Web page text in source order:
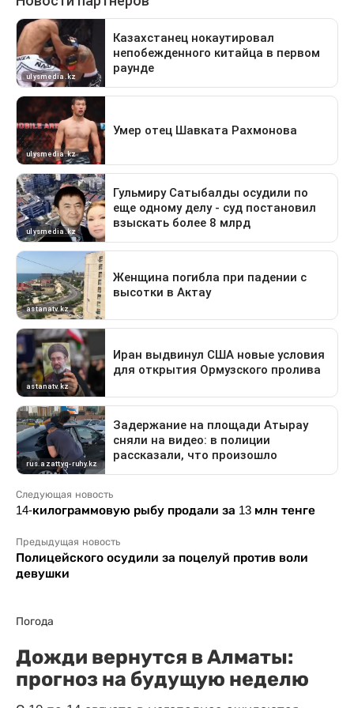
Следующая новость
14-килограммовую рыбу продали за 13 млн тенге
Предыдущая новость
Полицейского осудили за поцелуй против воли
девушки
Погода
Дожди вернутся в Алматы:
прогноз на будущую неделю